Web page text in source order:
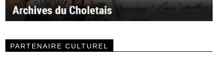
PARTENAIRE CULTUREL